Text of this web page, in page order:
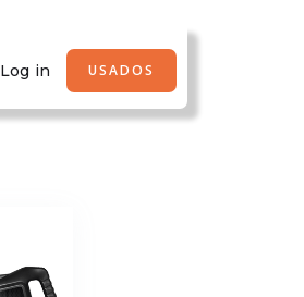
Log in USADOS